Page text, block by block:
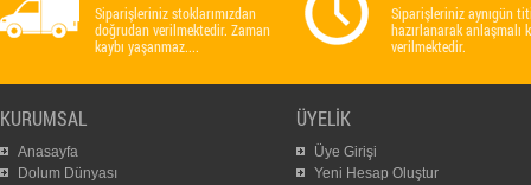
Siparişleriniz stoklarımızdan
doğrudan verilmektedir. Zaman
kaybı yaşanmaz....
Siparişleriniz aynıgün
hazırlanarak anlaşmalı
verilmektedir.
KURUMSAL
Anasayfa
Dolum Dünyası
ÜYELİK
Üye Girişi
Yeni Hesap Oluştur